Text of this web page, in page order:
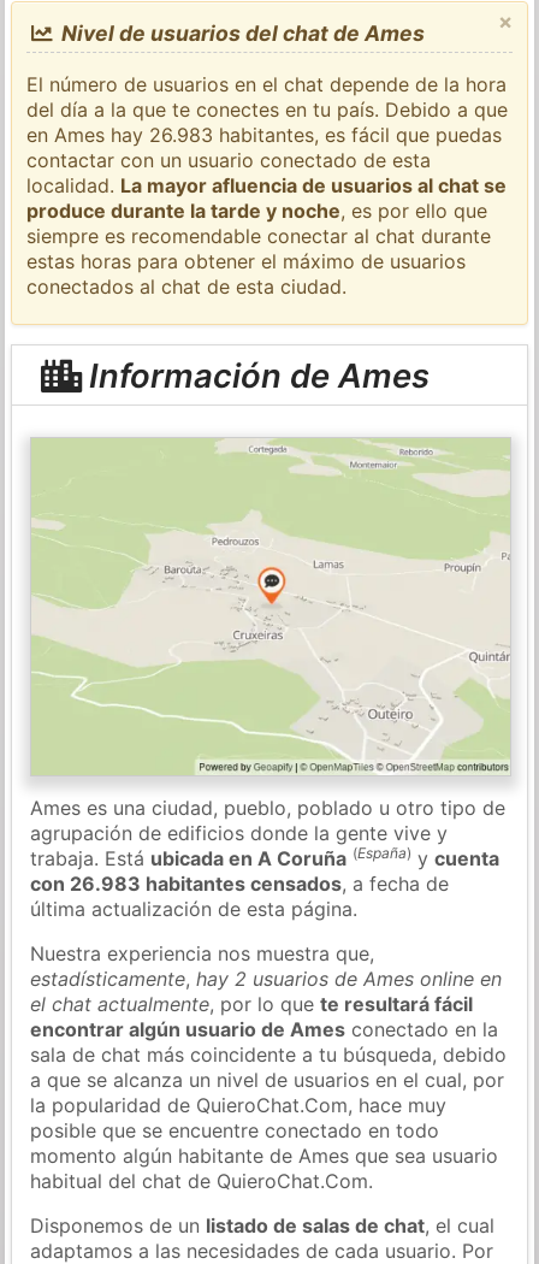
×
Nivel de usuarios del chat de Ames
El número de usuarios en el chat depende de la hora
del día a la que te conectes en tu país. Debido a que
en Ames hay 26.983 habitantes, es fácil que puedas
contactar con un usuario conectado de esta
localidad. La mayor afluencia de usuarios al chat se
produce durante la tarde y noche, es por ello que
siempre es recomendable conectar al chat durante
estas horas para obtener el máximo de usuarios
conectados al chat de esta ciudad.
Información de Ames
Ames es una ciudad, pueblo, poblado u otro tipo de
agrupación de edificios donde la gente vive y
trabaja. Está ubicada en A Coruña (España) ycuenta
con 26.983 habitantes censados, a fecha de
última actualización de esta página.
Nuestra experiencia nos muestra que,
estadísticamente,hay 2 usuarios de Ames online en
el chat actualmente, por lo quete resultará fácil
encontrar algún usuario de Ames conectado en la
sala de chat más coincidente a tu búsqueda, debido
a que se alcanza un nivel de usuarios en el cual, por
la popularidad de QuieroChat.Com, hace muy
posible que se encuentre conectado en todo
momento algún habitante de Ames que sea usuario
habitual del chat de QuieroChat.Com.
Disponemos de un listado de salas de chat, el cual
adaptamos a las necesidades de cada usuario. Por